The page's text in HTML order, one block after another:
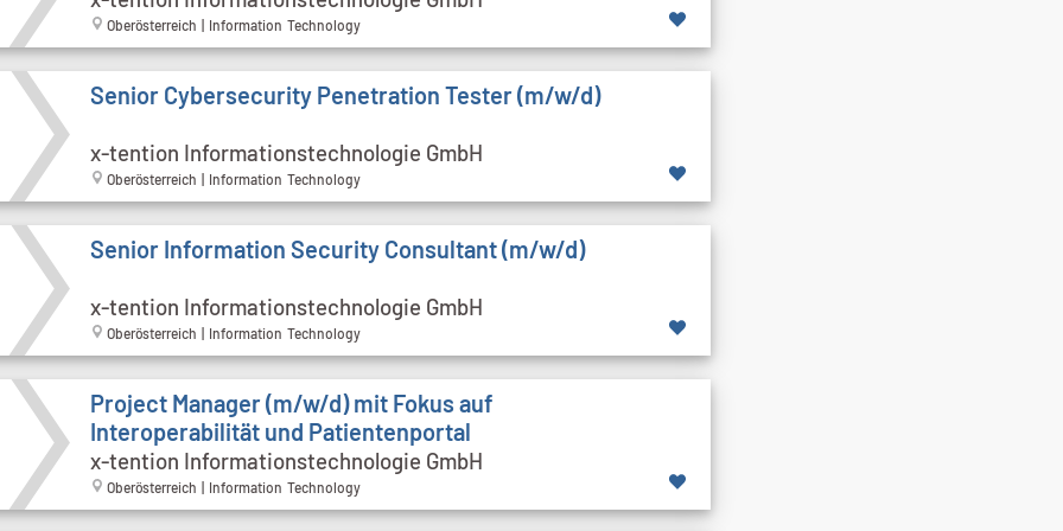
Oberösterreich | Information Technology
Senior Cybersecurity Penetration Tester (m/w/d)
x-tention Informationstechnologie GmbH
Oberösterreich | Information Technology
Senior Information Security Consultant (m/w/d)
x-tention Informationstechnologie GmbH
Oberösterreich | Information Technology
Project Manager (m/w/d) mit Fokus auf
Interoperabilität und Patientenportal
x-tention Informationstechnologie GmbH
Oberösterreich | Information Technology